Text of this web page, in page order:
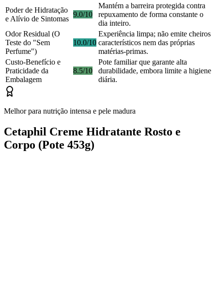
Poder de Hidratação
e Alívio de Sintomas
9.0/10
Mantém a barreira protegida contra
repuxamento de forma constante o
dia inteiro.
Odor Residual (O
Teste do "Sem
Perfume")
10.0/10
Experiência limpa; não emite cheiros
característicos nem das próprias
matérias-primas.
Custo-Benefício e
Praticidade da
Embalagem
8.5/10
Pote familiar que garante alta
durabilidade, embora limite a higiene
diária.
Melhor para nutrição intensa e pele madura
Cetaphil Creme Hidratante Rosto e
Corpo (Pote 453g)